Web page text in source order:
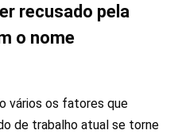
recusado pela
o nome
vários os fatores que
de trabalho atual se torne